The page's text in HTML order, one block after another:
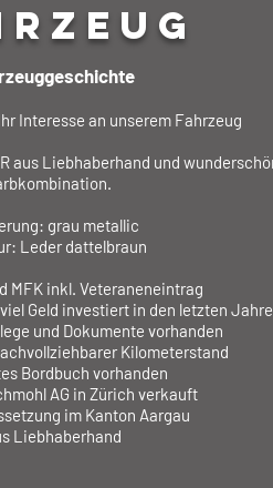
Interesse an unserem Fahrzeug
aus Liebhaberhand und
grau metallic
Leder dattelbraun
MFK inkl. Veteraneneintrag
Geld investiert in den letzten
und Dokumente vorhanden
Kilometerstand
Bordbuch vorhanden
AG in Zürich verkauft
im Kanton Aargau
Liebhaberhand